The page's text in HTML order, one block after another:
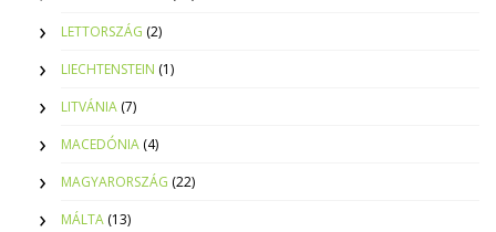
LETTORSZÁG (2)
LIECHTENSTEIN (1)
LITVÁNIA (7)
MACEDÓNIA (4)
MAGYARORSZÁG (22)
MÁLTA (13)